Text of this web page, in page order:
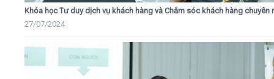
Khóa học Tư duy dịch vụ khách hàng và Chăm sóc khách hàng chuyên
27/07/2024